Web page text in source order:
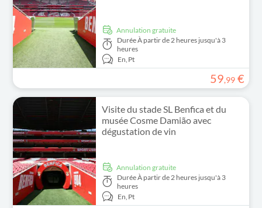
Annulation gratuite
DuréeÀ partir de 2 heures jusqu'à 3
heures
En, Pt
59,99 €
Visite du stade SL Benfica et du
musée Cosme Damião avec
dégustation de vin
Annulation gratuite
DuréeÀ partir de 2 heures jusqu'à 3
heures
En, Pt